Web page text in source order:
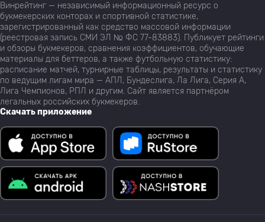
Винрейтинг — независимый информационный ресурс о
букмекерских конторах и спортивной статистике,
зарегистрированный как средство массовой информации
(реестровая запись СМИ ЭЛ № ФС 77-83883). Публикует рейтинги
и обзоры букмекеров, сравнения коэффициентов, обучающие
материалы для беттеров, а также футбольную статистику:
расписание матчей, турнирные таблицы, результаты и статистику
по ведущим лигам мира — АПЛ, Бундеслига, Ла Лига, Серия А,
Лига Чемпионов, РПЛ и другим. Сайт является партнёром
легальных российских букмекеров.
Скачать приложение